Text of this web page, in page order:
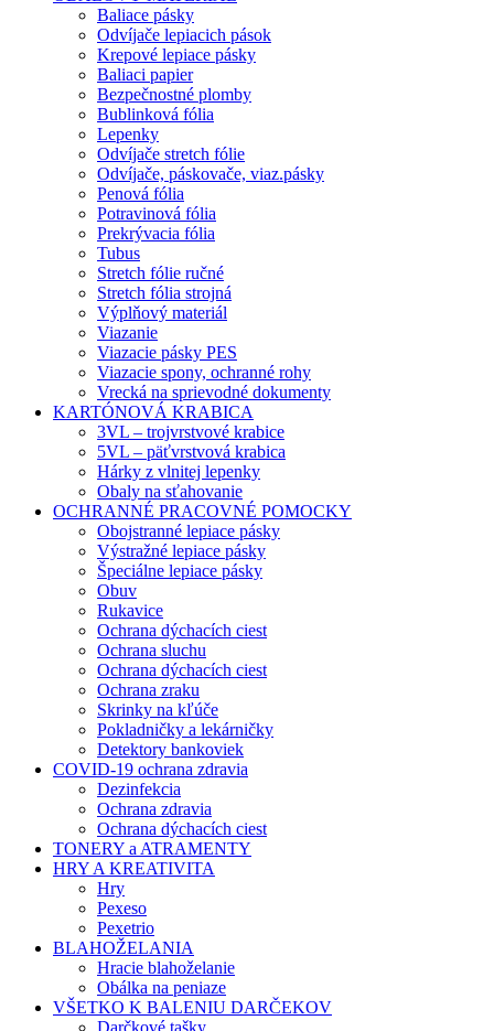
Baliace pásky
Odvíjače lepiacich pások
Krepové lepiace pásky
Baliaci papier
Bezpečnostné plomby
Bublinková fólia
Lepenky
Odvíjače stretch fólie
Odvíjače, páskovače, viaz.pásky
Penová fólia
Potravinová fólia
Prekrývacia fólia
Tubus
Stretch fólie ručné
Stretch fólia strojná
Výplňový materiál
Viazanie
Viazacie pásky PES
Viazacie spony, ochranné rohy
Vrecká na sprievodné dokumenty
KARTÓNOVÁ KRABICA
3VL – trojvrstvové krabice
5VL – päťvrstvová krabica
Hárky z vlnitej lepenky
Obaly na sťahovanie
OCHRANNÉ PRACOVNÉ POMOCKY
Obojstranné lepiace pásky
Výstražné lepiace pásky
Špeciálne lepiace pásky
Obuv
Rukavice
Ochrana dýchacích ciest
Ochrana sluchu
Ochrana dýchacích ciest
Ochrana zraku
Skrinky na kľúče
Pokladničky a lekárničky
Detektory bankoviek
COVID-19 ochrana zdravia
Dezinfekcia
Ochrana zdravia
Ochrana dýchacích ciest
TONERY a ATRAMENTY
HRY A KREATIVITA
Hry
Pexeso
Pexetrio
BLAHOŽELANIA
Hracie blahoželanie
Obálka na peniaze
VŠETKO K BALENIU DARČEKOV
Darčkové tašky